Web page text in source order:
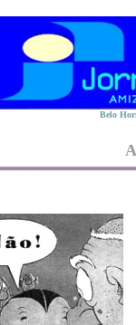
Belo